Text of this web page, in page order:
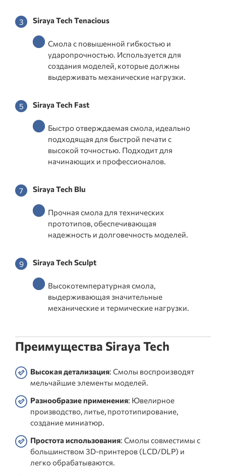
Siraya Tech Tenacious
Смола с повышенной гибкостью и
ударопрочностью. Используется для
создания моделей, которые должны
выдерживать механические нагрузки.
Siraya Tech Fast
Быстро отверждаемая смола, идеально
подходящая для быстрой печати с
высокой точностью. Подходит для
начинающих и профессионалов.
Siraya Tech Blu
Прочная смола для технических
прототипов, обеспечивающая
надежность и долговечность моделей.
Siraya Tech Sculpt
Высокотемпературная смола,
выдерживающая значительные
механические и термические нагрузки.
Преимущества Siraya Tech
Высокая детализация: Смолы воспроизводят
мельчайшие элементы моделей.
Разнообразие применения: Ювелирное
производство, литье, прототипирование,
создание миниатюр.
Простота использования: Смолы совместимы с
большинством 3D-принтеров (LCD/DLP) и
легко обрабатываются.